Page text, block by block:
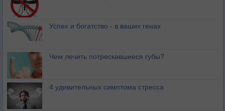
Успех и богатство - в ваших генах
Чем лечить потрескавшиеся губы?
4 удивительных симптома стресса